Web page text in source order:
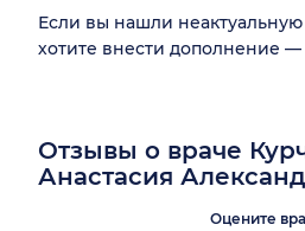
Если вы нашли
хотите внести дополнение —
Отзывы о враче
Анастасия
Оцените